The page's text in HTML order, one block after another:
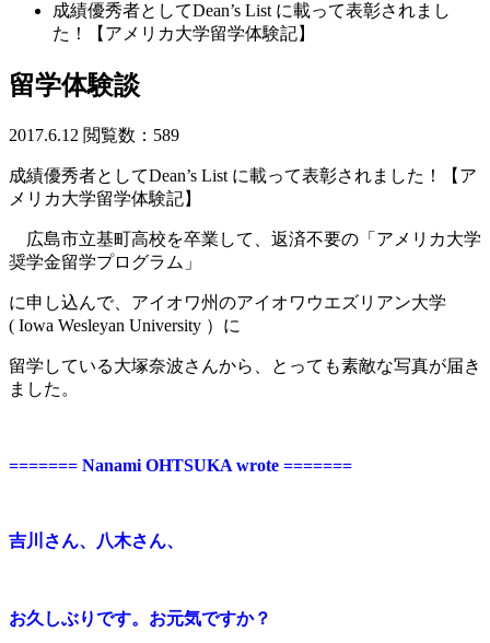
成績優秀者としてDean’s List に載って表彰されまし
た！【アメリカ大学留学体験記】
留学体験談
2017.6.12 閲覧数：589
成績優秀者としてDean’s List に載って表彰されました！【ア
メリカ大学留学体験記】
広島市立基町高校を卒業して、返済不要の「アメリカ大学
奨学金留学プログラム」
に申し込んで、アイオワ州のアイオワウエズリアン大学
( Iowa Wesleyan University ）に
留学している大塚奈波さんから、とっても素敵な写真が届き
ました。
======= Nanami OHTSUKA wrote =======
吉川さん、八木さん、
お久しぶりです。お元気ですか？